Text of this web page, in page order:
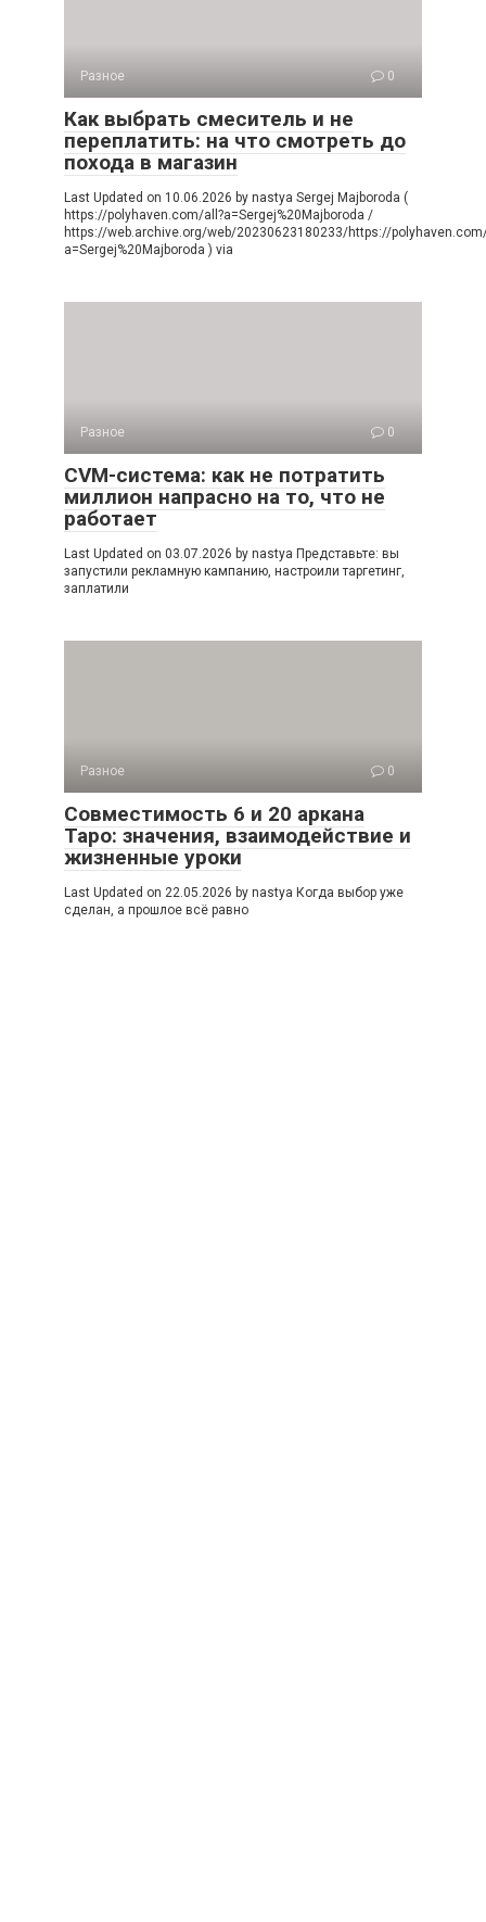
Разное 0
Как выбрать смеситель и не
переплатить: на что смотреть до
похода в магазин
Last Updated on 10.06.2026 by nastya Sergej Majboroda (
https://polyhaven.com/all?a=Sergej%20Majboroda /
https://web.archive.org/web/20230623180233/https://
a=Sergej%20Majboroda ) via
Разное 0
CVM-система: как не потратить
миллион напрасно на то, что не
работает
Last Updated on 03.07.2026 by nastya Представьте: вы
запустили рекламную кампанию, настроили таргетинг,
заплатили
Разное 0
Совместимость 6 и 20 аркана
Таро: значения, взаимодействие и
жизненные уроки
Last Updated on 22.05.2026 by nastya Когда выбор уже
сделан, а прошлое всё равно